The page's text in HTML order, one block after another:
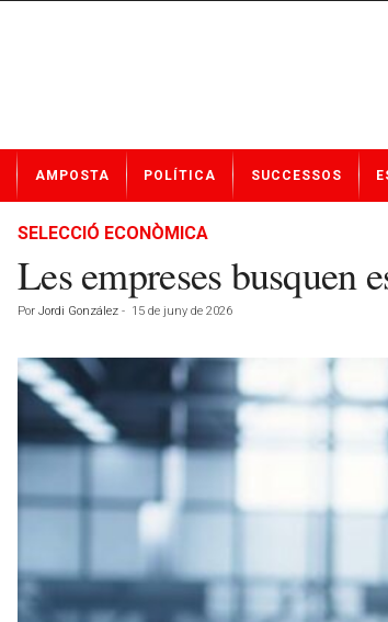
t
AMPOSTA POLÍTICA SUCCESSOS
SELECCIÓ ECONÒMICA
Les empreses busquen
Por Jordi González - 15 de juny de 2026